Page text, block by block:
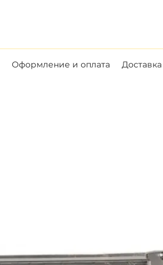
Оформление и оплата Доставка